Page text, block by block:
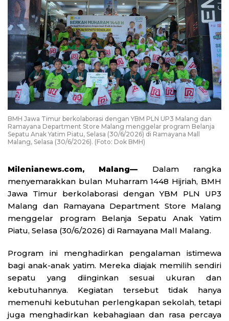
BMH Jawa Timur berkolaborasi dengan YBM PLN UP3 Malang dan
Ramayana Department Store Malang menggelar program Belanja
Sepatu Anak Yatim Piatu, Selasa (30/6/2026) di Ramayana Mall
Malang, Selasa (30/6/2026). (Foto: Dok BMH)
Milenianews.com, Malang— Dalam rangka
menyemarakkan bulan Muharram 1448 Hijriah, BMH
Jawa Timur berkolaborasi dengan YBM PLN UP3
Malang dan Ramayana Department Store Malang
menggelar program Belanja Sepatu Anak Yatim
Piatu, Selasa (30/6/2026) di Ramayana Mall Malang.
Program ini menghadirkan pengalaman istimewa
bagi anak-anak yatim. Mereka diajak memilih sendiri
sepatu yang diinginkan sesuai ukuran dan
kebutuhannya. Kegiatan tersebut tidak hanya
memenuhi kebutuhan perlengkapan sekolah, tetapi
juga menghadirkan kebahagiaan dan rasa percaya